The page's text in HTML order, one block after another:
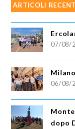
ARTICOLI
07/08/
06/08/
dopo